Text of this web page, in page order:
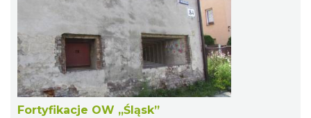
Fortyfikacje OW „Śląsk”